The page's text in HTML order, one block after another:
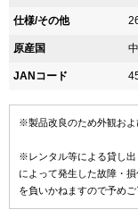
仕様/その他
原産国
JANコード
※製品改良のため外観およ
※レンタル等による貸し出
によって発生した故障・
を負いかねますので予めご